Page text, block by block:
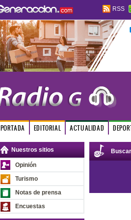
RSS
PORTADA EDITORIAL ACTUALIDAD
Nuestros sitios
Opinión
Turismo
Notas de prensa
Encuestas
Buscar